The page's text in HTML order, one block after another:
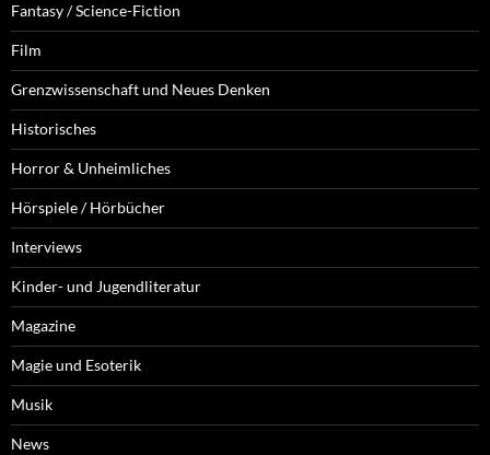
Fantasy / Science-Fiction
Film
Grenzwissenschaft und Neues Denken
Historisches
Horror & Unheimliches
Hörspiele / Hörbücher
Interviews
Kinder- und Jugendliteratur
Magazine
Magie und Esoterik
Musik
News